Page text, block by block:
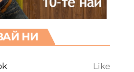
НИ
Like